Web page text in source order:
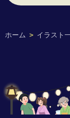
ホーム > イラスト